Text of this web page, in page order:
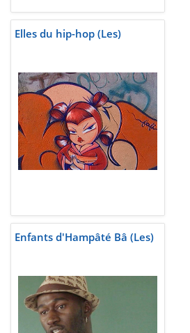
Elles du hip-hop (Les)
Enfants d'Hampâté Bâ (Les)